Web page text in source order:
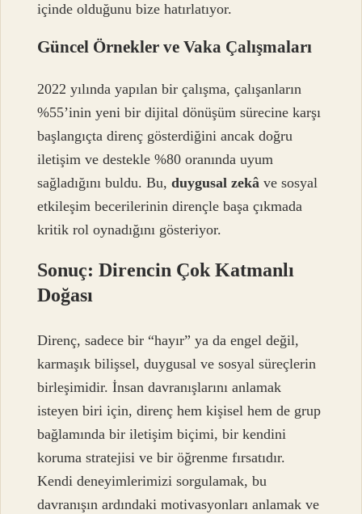
içinde olduğunu bize hatırlatıyor.
Güncel Örnekler ve Vaka Çalışmaları
2022 yılında yapılan bir çalışma, çalışanların
%55’inin yeni bir dijital dönüşüm sürecine karşı
başlangıçta direnç gösterdiğini ancak doğru
iletişim ve destekle %80 oranında uyum
sağladığını buldu. Bu,duygusal zekâ vesosyal
etkileşim becerilerinin dirençle başa çıkmada
kritik rol oynadığını gösteriyor.
Sonuç: Direncin Çok Katmanlı
Doğası
Direnç, sadece bir “hayır” ya da engel değil,
karmaşık bilişsel, duygusal ve sosyal süreçlerin
birleşimidir. İnsan davranışlarını anlamak
isteyen biri için, direnç hem kişisel hem de grup
bağlamında bir iletişim biçimi, bir kendini
koruma stratejisi ve bir öğrenme fırsatıdır.
Kendi deneyimlerimizi sorgulamak, bu
davranışın ardındaki motivasyonları anlamak ve